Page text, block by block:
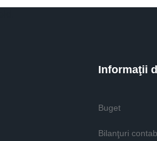
Informaţii
Buget
Bilanţuri